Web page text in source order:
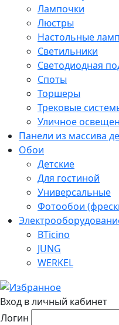
Лампочки
Люстры
Настольные
Светильники
Светодиодная
Споты
Торшеры
Трековые
Уличное
Панели из массива
Обои
Детские
Для гостиной
Универсальные
Фотообои
BTicino
JUNG
WERKEL
Вход в личный кабинет
Логин